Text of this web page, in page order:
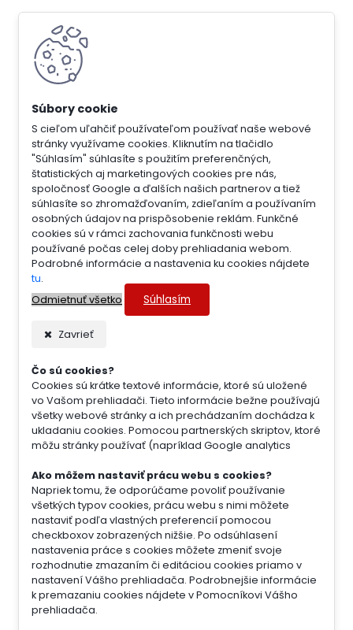
S cieľom uľahčiť používateľom používať naše webové
stránky využívame cookies. Kliknutím na tlačidlo
"Súhlasím" súhlasíte s použitím preferenčných,
štatistických aj marketingových cookies pre nás,
spoločnosť Google a ďalších našich partnerov a tiež
súhlasíte so zhromažďovaním, zdieľaním a používaním
osobných údajov na prispôsobenie reklám. Funkčné
cookies sú v rámci zachovania funkčnosti webu
používané počas celej doby prehliadania webom.
Podrobné informácie a nastavenia ku cookies nájdete
tu.
Odmietnuť všetko
Súhlasím
Zavrieť
Čo sú cookies?
Cookies sú krátke textové informácie, ktoré sú uložené
vo Vašom prehliadači. Tieto informácie bežne používajú
všetky webové stránky a ich prechádzaním dochádza k
ukladaniu cookies. Pomocou partnerských skriptov, ktoré
môžu stránky používať (napríklad Google analytics
Ako môžem nastaviť prácu webu s cookies?
Napriek tomu, že odporúčame povoliť používanie
všetkých typov cookies, prácu webu s nimi môžete
nastaviť podľa vlastných preferencií pomocou
checkboxov zobrazených nižšie. Po odsúhlasení
nastavenia práce s cookies môžete zmeniť svoje
rozhodnutie zmazaním či editáciou cookies priamo v
nastavení Vášho prehliadača. Podrobnejšie informácie
k premazaniu cookies nájdete v Pomocníkovi Vášho
prehliadača.